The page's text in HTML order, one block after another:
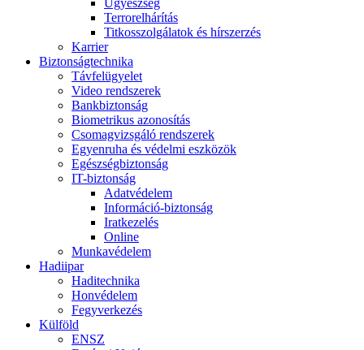
Ügyészség
Terrorelhárítás
Titkosszolgálatok és hírszerzés
Karrier
Biztonságtechnika
Távfelügyelet
Video rendszerek
Bankbiztonság
Biometrikus azonosítás
Csomagvizsgáló rendszerek
Egyenruha és védelmi eszközök
Egészségbiztonság
IT-biztonság
Adatvédelem
Információ-biztonság
Iratkezelés
Online
Munkavédelem
Hadiipar
Haditechnika
Honvédelem
Fegyverkezés
Külföld
ENSZ